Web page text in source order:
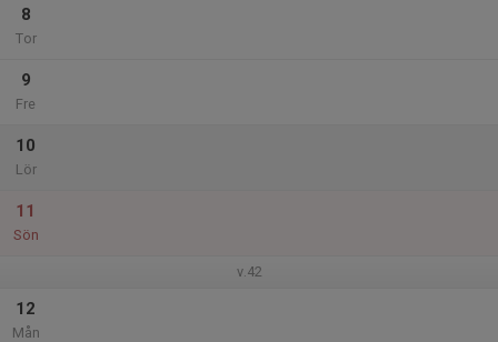
8
Tor
9
Fre
10
Lör
11
Sön
v.42
12
Mån